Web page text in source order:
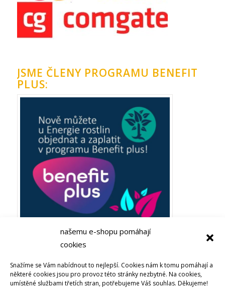
našemu e-shopu pomáhají
cookies
Snažíme se Vám nabídnout to nejlepší. Cookies nám k tomu pomáhají a
některé cookies jsou pro provoz této stránky nezbytné. Na cookies,
umístěné službami třetích stran, potřebujeme Váš souhlas. Děkujeme!
JSME ČLENY PROGRAMU BENEFIT
PLUS:
Bachovy esence nebo soli života u Energie rostlin